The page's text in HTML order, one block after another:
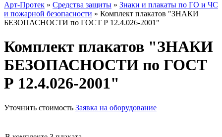
Арт-Протек » Средства защиты » Знаки и плакаты по ГО и ЧС
и пожарной безопасности » Комплект плакатов "ЗНАКИ
БЕЗОПАСНОСТИ по ГОСТ Р 12.4.026-2001"
Комплект плакатов "ЗНАКИ
БЕЗОПАСНОСТИ по ГОСТ
Р 12.4.026-2001"
Уточнить стоимость Заявка на оборудование